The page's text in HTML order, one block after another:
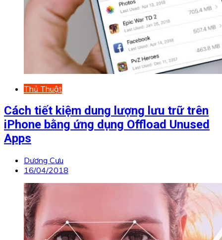
Thủ Thuật
Cách tiết kiệm dung lượng lưu trữ trên
iPhone bằng ứng dụng Offload Unused
Apps
Dương Cưu
16/04/2018